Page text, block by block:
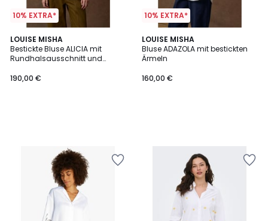
10% EXTRA*
LOUISE MISHA
Bestickte Bluse ALICIA mit
Rundhalsausschnitt und
190,00 €
10% EXTRA*
LOUISE MISHA
Bluse ADAZOLA mit bestickten
Ärmeln
160,00 €